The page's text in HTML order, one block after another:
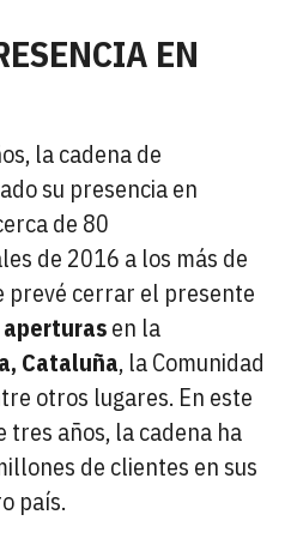
EN
la cadena de
su presencia en
de 80
de 2016 a los más de
prevé cerrar el presente
en la
Cataluña, la Comunidad
otros lugares. En este
tres años, la cadena ha
de clientes en sus
país.